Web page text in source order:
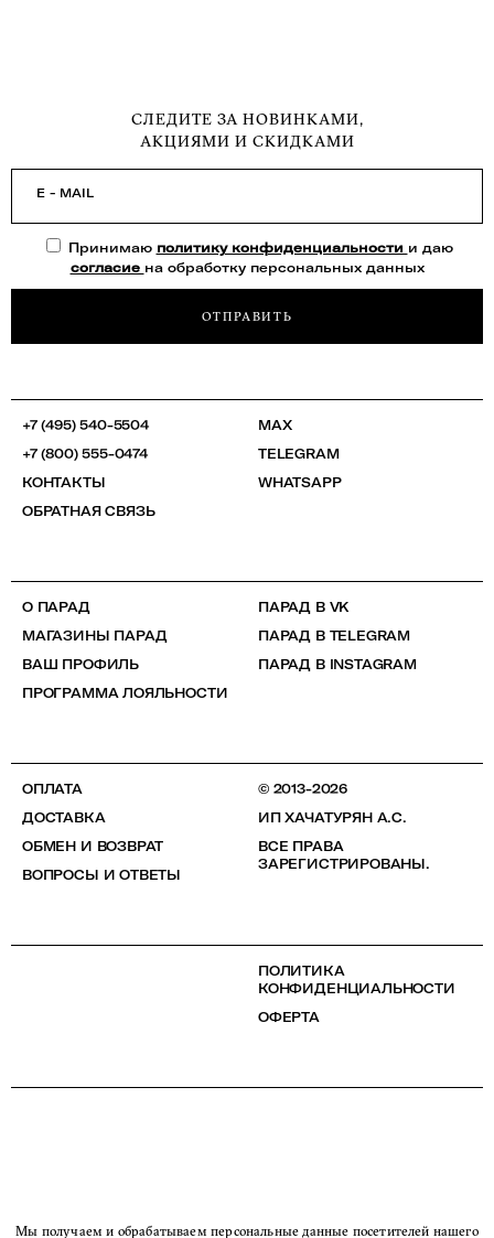
СЛЕДИТЕ ЗА НОВИНКАМИ,
АКЦИЯМИ И СКИДКАМИ
E - MAIL
Принимаю политику конфиденциальности и даю
согласие на обработку персональных данных
ОТПРАВИТЬ
+7 (495) 540-5504
+7 (800) 555-0474
КОНТАКТЫ
ОБРАТНАЯ СВЯЗЬ
MAX
TELEGRAM
WHATSAPP
О ПАРАД
МАГАЗИНЫ ПАРАД
ВАШ ПРОФИЛЬ
ПРОГРАММА ЛОЯЛЬНОСТИ
ПАРАД В VK
ПАРАД В TELEGRAM
ПАРАД В INSTAGRAM
ОПЛАТА
ДОСТАВКА
ОБМЕН И ВОЗВРАТ
ВОПРОСЫ И ОТВЕТЫ
© 2013-2026
ИП ХАЧАТУРЯН А.С.
ВСЕ ПРАВА
ЗАРЕГИСТРИРОВАНЫ.
ПОЛИТИКА
КОНФИДЕНЦИАЛЬНОСТИ
ОФЕРТА
Мы получаем и обрабатываем персональные данные посетителей нашего